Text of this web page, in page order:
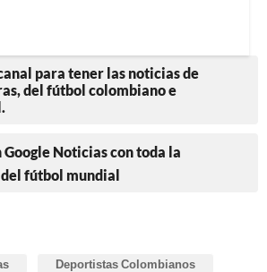
para tener las noticias de
del fútbol colombiano e
Google Noticias con toda la
fútbol mundial
Deportistas Colombianos